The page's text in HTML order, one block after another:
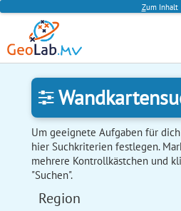
Zum Inhalt
Um geeignete Aufgaben für
hier Suchkriterien festlegen.
mehrere Kontrollkästchen und
"Suchen".
Region